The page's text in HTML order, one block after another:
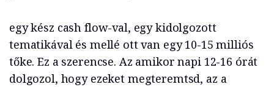
egy kész cash flow-val, egy kidolgozott
tematikával és mellé ott van egy 10-15 milliós
tőke. Ez a szerencse. Az amikor napi 12-16 órát
dolgozol, hogy ezeket megteremtsd, az a